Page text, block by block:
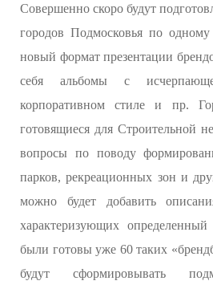
Совершенно скоро будут
городов Подмосковья по
новый формат презентации
себя альбомы с
корпоративном стиле и пр.
готовящиеся для Строительной
вопросы по поводу
парков, рекреационных зон и
можно будет добавить
характеризующих
были готовы уже 60 таких
будут сформировывать